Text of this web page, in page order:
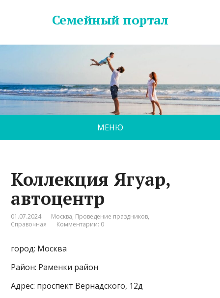
Семейный портал
МЕНЮ
Коллекция Ягуар,
автоцентр
01.07.2024 Москва, Проведение праздников,
Справочная
Комментарии: 0
город: Москва
Район: Раменки район
Адрес: проспект Вернадского, 12д